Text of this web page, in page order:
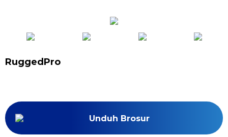
RuggedPro
Unduh Brosur